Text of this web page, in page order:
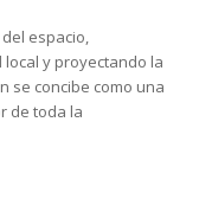
espacio,
y proyectando la
se concibe como una
de toda la